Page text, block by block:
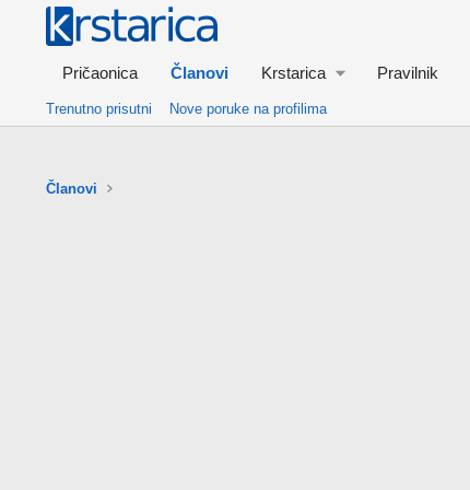
Pričaonica Članovi Krstarica Pravilnik
Trenutno prisutni Nove poruke na profilima
Članovi